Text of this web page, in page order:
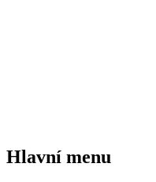
Hlavní menu